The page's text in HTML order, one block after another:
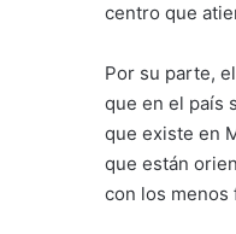
centro que
Por su parte,
que en el país
que existe en
que están
con los menos